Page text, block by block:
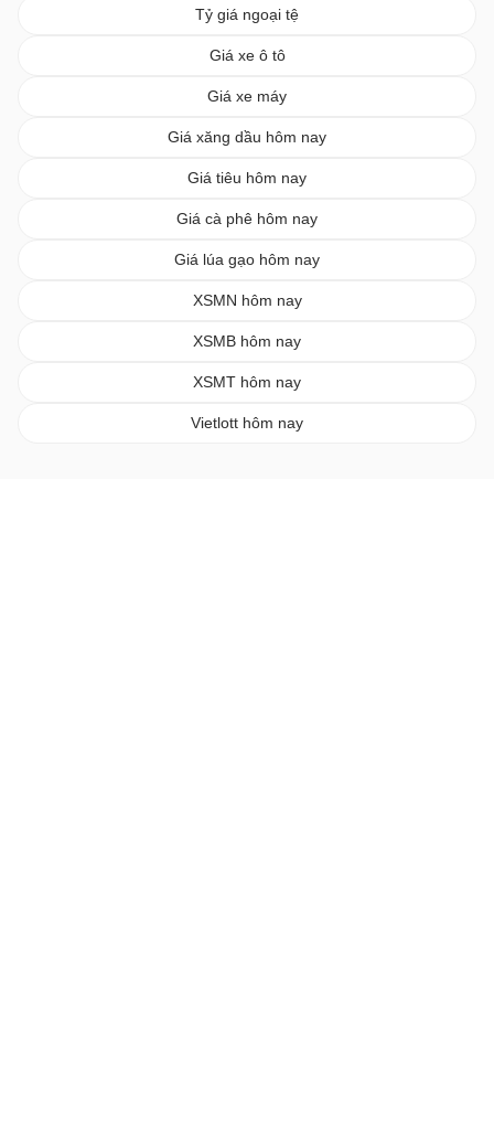
Tỷ giá ngoại tệ
Giá xe ô tô
Giá xe máy
Giá xăng dầu hôm nay
Giá tiêu hôm nay
Giá cà phê hôm nay
Giá lúa gạo hôm nay
XSMN hôm nay
XSMB hôm nay
XSMT hôm nay
Vietlott hôm nay